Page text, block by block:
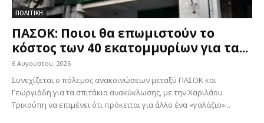
ΠΟΛΙΤΙΚΗ
ΠΑΣΟΚ: Ποιοι θα επωμιστούν το
κόστος των 40 εκατομμυρίων για τα...
6 Αυγούστου, 2026
Συνεχίζεται ο πόλεμος ανακοινώσεων μεταξύ ΠΑΣΟΚ και
Γεωργιάδη για τα σπιτάκια ανακύκλωσης, με την Χαριλάου
Τρικούπη να επιμένει ότι πρόκειται για άλλο ένα «γαλάζιο»...